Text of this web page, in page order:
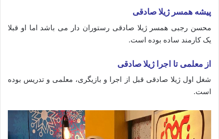
پیشه همسر ژیلا صادقی
محسن رجبی همسر ژیلا صادقی رستوران دار می باشد اما او قبلا
یک کارمند ساده بوده است.
از معلمی تا اجرا ژیلا صادقی
شغل اول ژیلا صادقی قبل از اجرا و بازیگری، معلمی و تدریس بوده
است.